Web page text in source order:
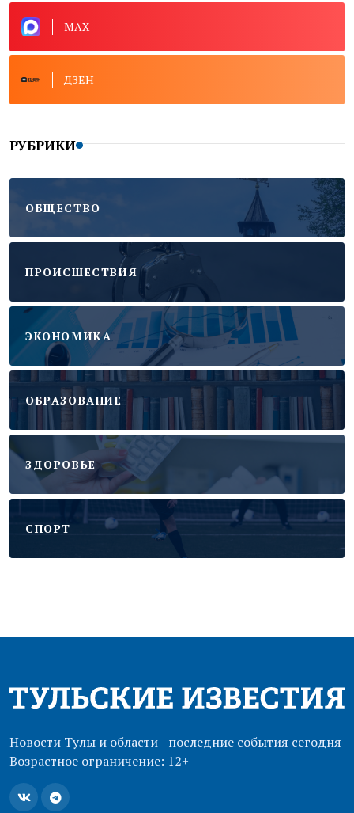
MAX
ДЗЕН
РУБРИКИ
ОБЩЕСТВО
ПРОИСШЕСТВИЯ
ЭКОНОМИКА
ОБРАЗОВАНИЕ
ЗДОРОВЬЕ
CПОРТ
Новости Тулы и области - последние события сегодня
Возрастное ограничение: 12+